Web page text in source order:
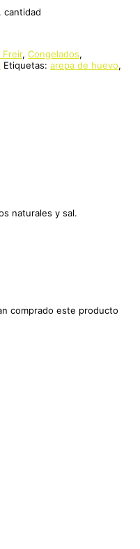
cantidad
Freir, Congelados,
Etiquetas: arepa de huevo,
naturales y sal.
comprado este producto